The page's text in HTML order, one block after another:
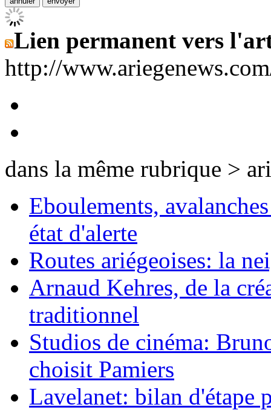
Lien permanent vers
http://
dans la même rubrique >
Eboulements,
état d'alerte
Routes ariégeoises: la
Arnaud Kehres, de la
traditionnel
Studios de cinéma:
choisit Pamiers
Lavelanet: bilan d'étape